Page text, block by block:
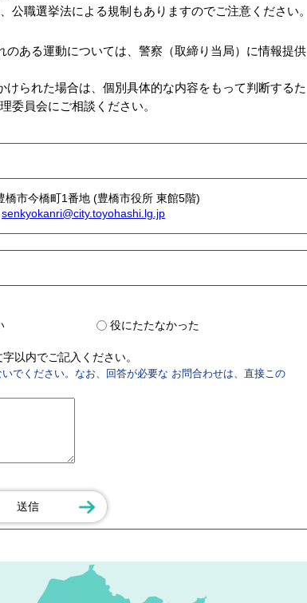
職選挙法による規制もありますのでご注意ください。
ある運動については、警察（取締り当局）に情報提供
られた場合は、個別具体的な内容をもって判断するた
委員会にご相談ください。
市今橋町1番地 (豊橋市役所 東館5階)
senkyokanri@city.toyohashi.lg.jp
役にたたなかった
以内でご記入ください。
でください。なお、回答が必要な お問合わせは、直接この